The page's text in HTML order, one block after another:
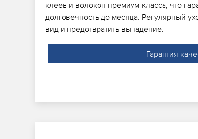
клеев и волокон премиум-класса, что
долговечность до месяца. Регулярный
вид и предотвратить выпадение.
Гарантия